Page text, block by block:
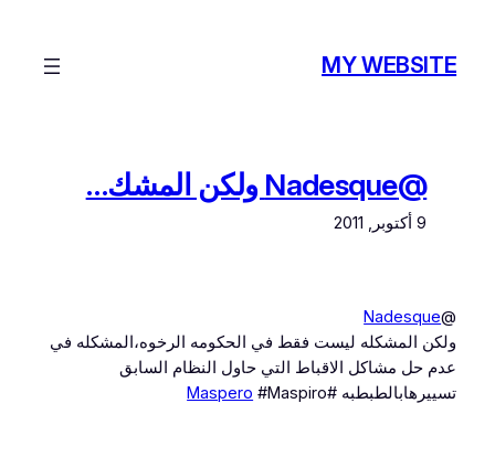
المحتوى
MY WEBSITE
@Nadesque ولكن المشك…
9 أكتوبر, 2011
@
Nadesque
ولكن المشكله ليست فقط في الحكومه الرخوه،المشكله في
عدم حل مشاكل الاقباط التي حاول النظام السابق
تسييرهابالطبطبه #
Maspero #Maspiro